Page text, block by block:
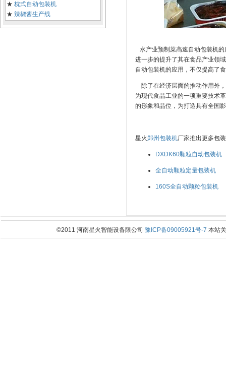
★ 枕式自动包装机
★ 辣椒酱生产线
水产业预制菜高速自动包装机
进一步的提升了其在食品产业领
自动包装机的应用，不仅提高了
除了在经济层面的推动作用外
为现代食品工业的一项重要技术
的形象和品位，为打造具有全国
星火郑州包装机厂家推出更多包
DXDK60颗粒自动包装机
全自动颗粒定量包装机
160S全自动颗粒包装机
©2011 河南星火智能设备限公司 豫ICP备09005921号-7 本站